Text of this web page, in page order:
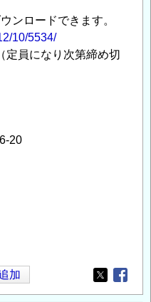
ンロードできます。
10/5534/
定員になり次第締め切
20
加
Opens in